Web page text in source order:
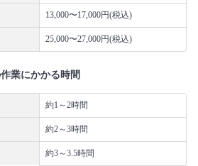
13,000〜17,000円(税込)
25,000〜27,000円(税込)
業にかかる時間
約1～2時間
約2～3時間
約3～3.5時間